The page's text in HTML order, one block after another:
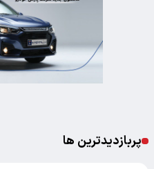
پربازدیدترین ها